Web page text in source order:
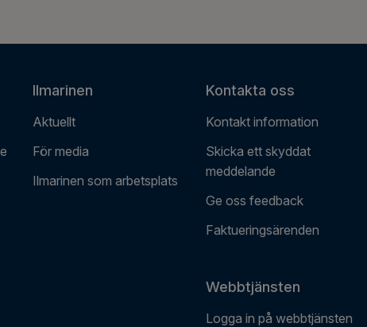
Ilmarinen
Aktuellt
För media
Ilmarinen som arbetsplats
Kontakta oss
Kontakt information
Skicka ett skyddat
meddelande
Ge oss feedback
Faktueringsärenden
Webbtjänsten
Logga in på webbtjänsten